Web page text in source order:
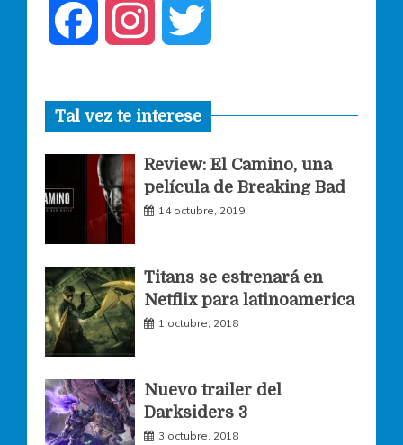
c
e
b
o
o
s
t
a
g
m
i
t
t
r
Tal vez te interese
Review: El Camino, una
película de Breaking Bad
14 octubre, 2019
Titans se estrenará en
Netflix para latinoamerica
1 octubre, 2018
Nuevo trailer del
Darksiders 3
3 octubre, 2018